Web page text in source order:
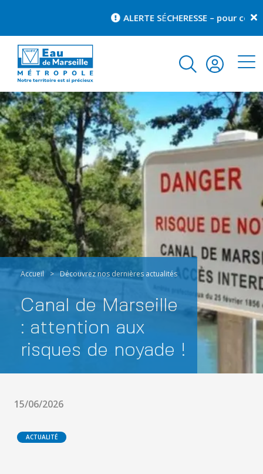
ALERTE SÉ CHERESSE – pour
Accueil > Découvrez nos dernières actualités
Canal de Marseille
: attention aux
risques de noyade !
15/06/2026
ACTUALITÉ